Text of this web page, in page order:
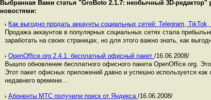
Выбранная Вами статья "GroBoto 2.1.7: необычный 3D-редактор"
новостями:
Как выгодно продать аккаунты социальных сетей: Telegram,
Продажа аккаунтов в популярных социальных сетях стала
заработать на своих страницах, но для этого важно знать, как
OpenOffice.org 2.4.1: бесплатный офисный пакет /16.06.2008/
Вышло обновление бесплатного офисного пакета OpenOffice.org.
Этот пакет офисных приложений давно и успешно используется
недавнего времени...
Абоненты МТС получили поиск от Яндекса /16.06.2008/